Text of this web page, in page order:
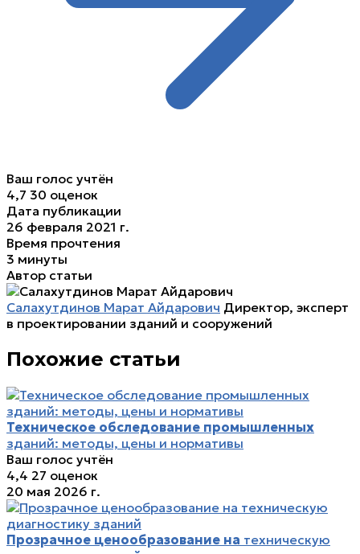
Ваш голос учтён
4,7 30 оценок
Дата публикации
26 февраля 2021 г.
Время прочтения
3 минуты
Автор статьи
Салахутдинов Марат Айдарович Директор, эксперт
в проектировании зданий и сооружений
Похожие статьи
Техническое обследование промышленных
зданий: методы, цены и нормативы
Ваш голос учтён
4,4 27 оценок
20 мая 2026 г.
Прозрачное ценообразование на техническую